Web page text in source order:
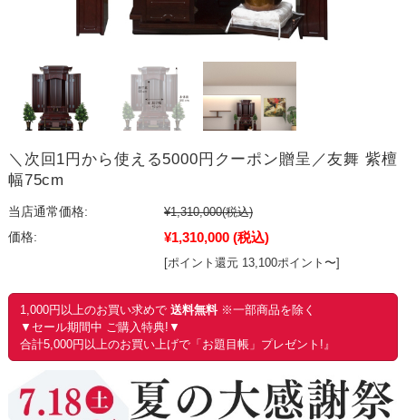
＼次回1円から使える5000円クーポン贈呈／友舞 紫檀
幅75cm
当店通常価格: ¥1,310,000(税込)
価格:
¥1,310,000 (税込)
[ポイント還元 13,100ポイント〜]
1,000円以上のお買い求めで 送料無料 ※一部商品を除く
▼セール期間中 ご購入特典!▼
合計5,000円以上のお買い上げで「お題目帳」プレゼント!』